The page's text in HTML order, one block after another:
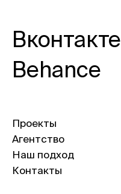
Вконтакте
Behance
Проекты
Агентство
Наш подход
Контакты